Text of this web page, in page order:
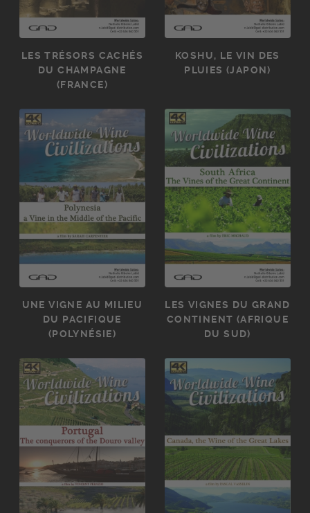
LES TRÉSORS CACHÉS
DU CHAMPAGNE
(FRANCE)
KOSHU, LE VIN DES
PLUIES (JAPON)
UNE VIGNE AU MILIEU
DU PACIFIQUE
(POLYNÉSIE)
LES VIGNES DU GRAND
CONTINENT (AFRIQUE
DU SUD)